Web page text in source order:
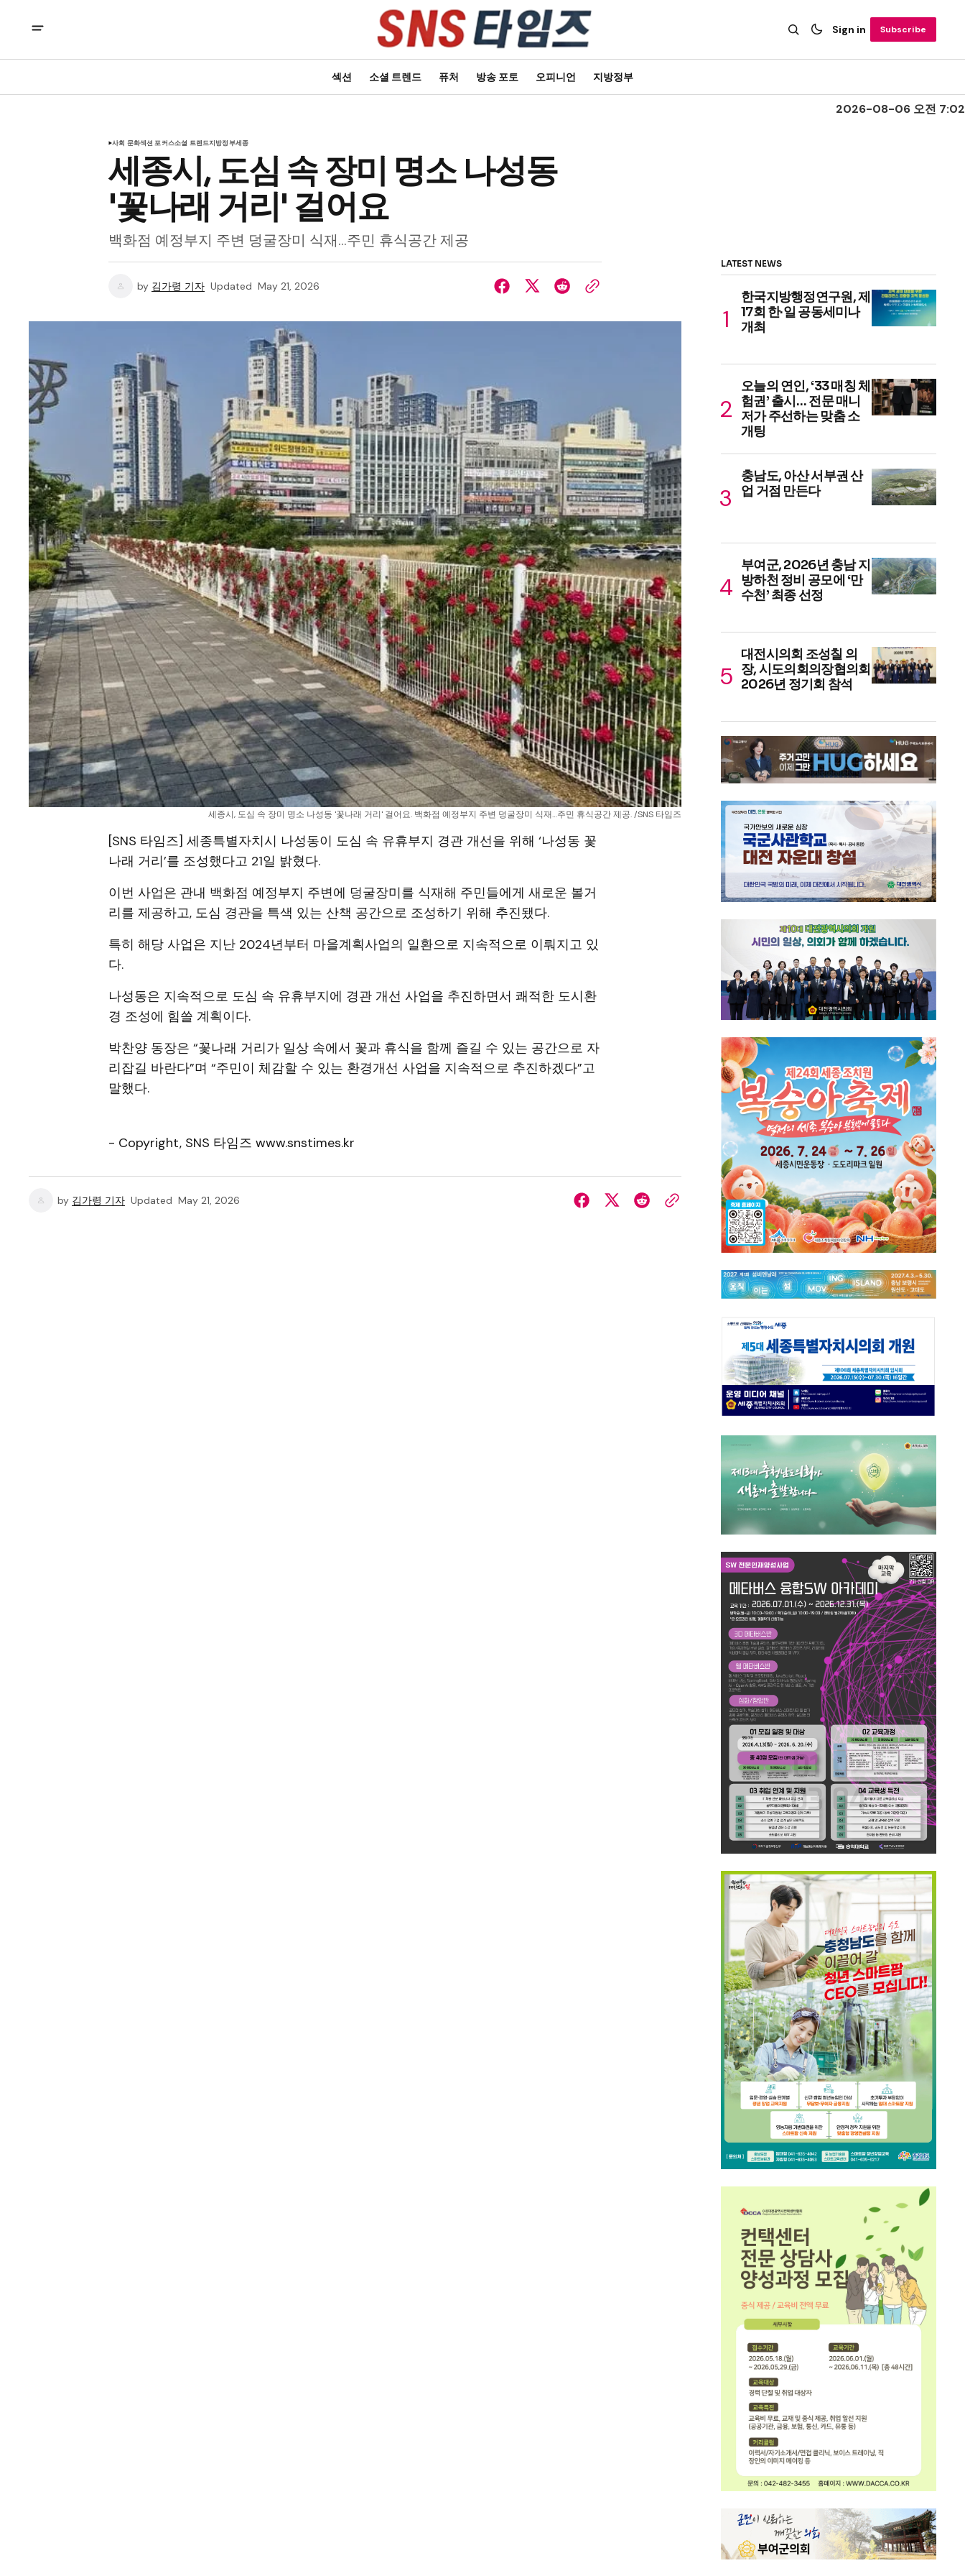
Sign in Subscribe
섹션 소셜 트렌드 퓨처 방송 포토 오피니언 지방정부
2026-08-06 오전 7:02
사회 문화섹션 포커스소셜 트렌드지방정부세종
세종시, 도심 속 장미 명소 나성동
'꽃나래 거리' 걸어요
백화점 예정부지 주변 덩굴장미 식재…주민 휴식공간 제공
by 김가령 기자 Updated May 21, 2026
세종시, 도심 속 장미 명소 나성동 '꽃나래 거리' 걸어요. 백화점 예정부지 주변 덩굴장미 식재…주민 휴식공간 제공. /SNS 타임즈
[SNS 타임즈] 세종특별자치시 나성동이 도심 속 유휴부지 경관 개선을 위해 ‘나성동 꽃
나래 거리’를 조성했다고 21일 밝혔다.
이번 사업은 관내 백화점 예정부지 주변에 덩굴장미를 식재해 주민들에게 새로운 볼거
리를 제공하고, 도심 경관을 특색 있는 산책 공간으로 조성하기 위해 추진됐다.
특히 해당 사업은 지난 2024년부터 마을계획사업의 일환으로 지속적으로 이뤄지고 있
다.
나성동은 지속적으로 도심 속 유휴부지에 경관 개선 사업을 추진하면서 쾌적한 도시환
경 조성에 힘쓸 계획이다.
박찬양 동장은 “꽃나래 거리가 일상 속에서 꽃과 휴식을 함께 즐길 수 있는 공간으로 자
리잡길 바란다”며 “주민이 체감할 수 있는 환경개선 사업을 지속적으로 추진하겠다”고
말했다.
- Copyright, SNS 타임즈 www.snstimes.kr
by 김가령 기자 Updated May 21, 2026
LATEST NEWS
한국지방행정연구원, 제
17회 한·일 공동세미나
개최
오늘의 연인, ‘33 매칭 체
험권’ 출시… 전문 매니
저가 주선하는 맞춤 소
개팅
충남도, 아산 서부권 산
업 거점 만든다
부여군, 2026년 충남 지
방하천 정비 공모에 ‘만
수천’ 최종 선정
대전시의회 조성칠 의
장, 시도의회의장협의회
2026년 정기회 참석